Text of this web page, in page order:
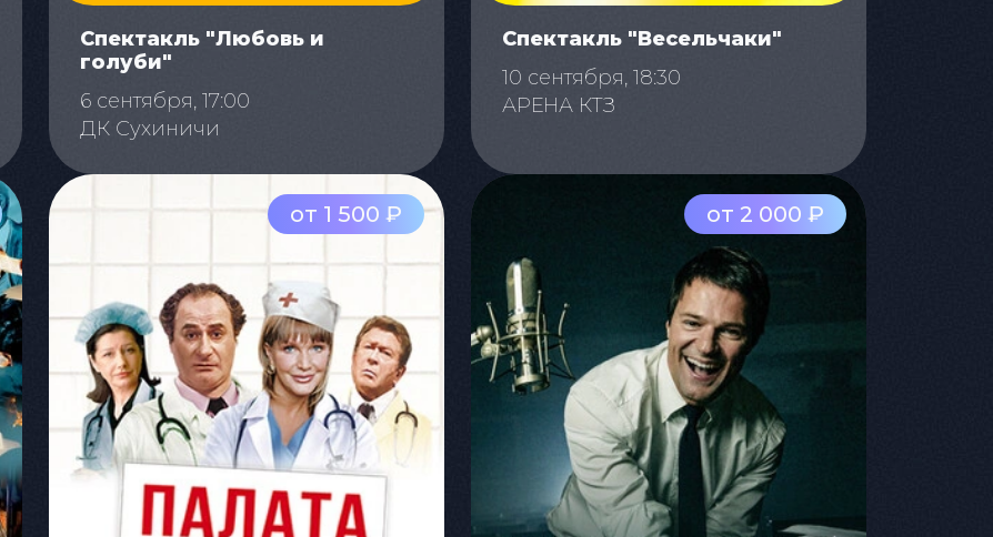
Спектакль "Любовь и
голуби"
6 сентября, 17:00
ДК Сухиничи
Спектакль "Весельчаки"
10 сентября, 18:30
АРЕНА КТЗ
от 1 500 ₽ от 2 000 ₽